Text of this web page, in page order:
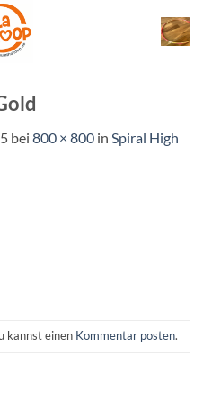
bei 800 × 800 in Spiral High
kannst einen Kommentar posten.